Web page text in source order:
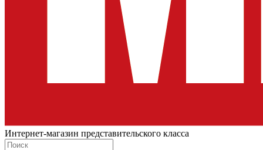
Интернет-магазин представительского класса